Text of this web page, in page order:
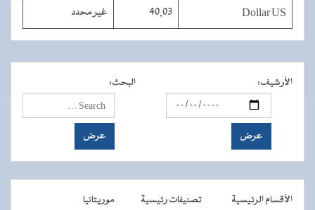
Dollar US
40,03 غير محدد
الأرشيف: البحث:
الأقسام الرئيسية تصنيفات رئيسية موريتانيا